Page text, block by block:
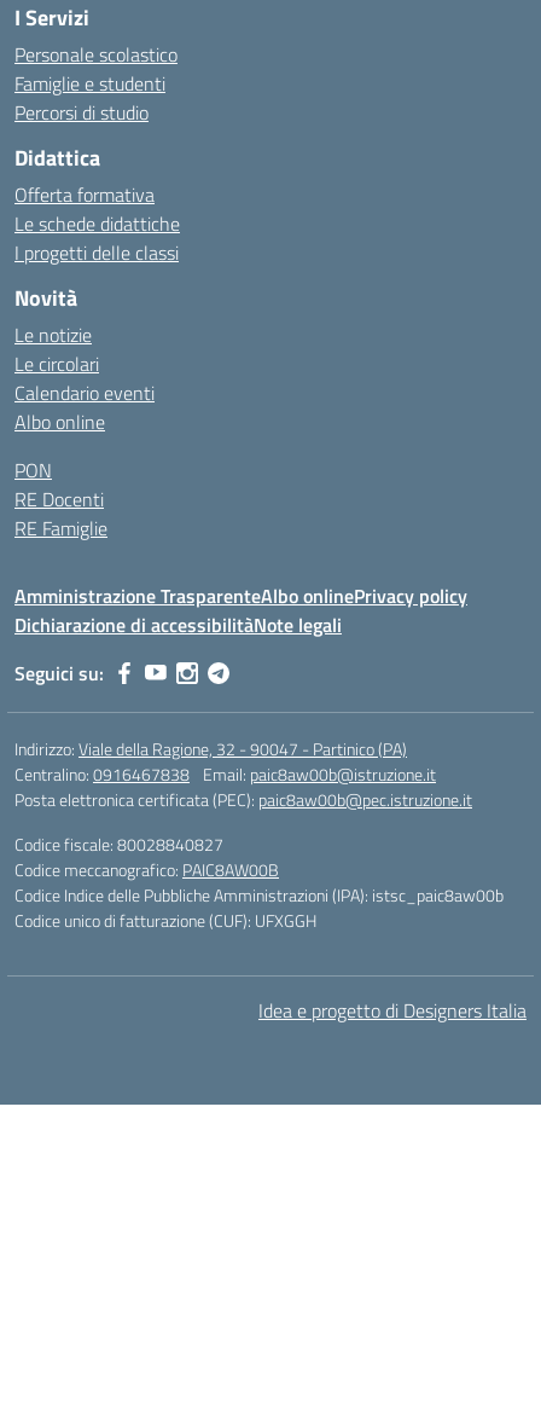
I Servizi
Personale scolastico
Famiglie e studenti
Percorsi di studio
Didattica
Offerta formativa
Le schede didattiche
I progetti delle classi
Novità
Le notizie
Le circolari
Calendario eventi
Albo online
PON
RE Docenti
RE Famiglie
Amministrazione TrasparenteAlbo onlinePrivacy policy
Dichiarazione di accessibilitàNote legali
Seguici su:
Indirizzo:Viale della Ragione, 32 - 90047 - Partinico (PA)
Centralino:0916467838 Email: paic8aw00b@istruzione.it
Posta elettronica certificata (PEC): paic8aw00b@pec.istruzione.it
Codice fiscale: 80028840827
Codice meccanografico: PAIC8AW00B
Codice Indice delle Pubbliche Amministrazioni (IPA): istsc_paic8aw00b
Codice unico di fatturazione (CUF): UFXGGH
Idea e progetto di Designers Italia